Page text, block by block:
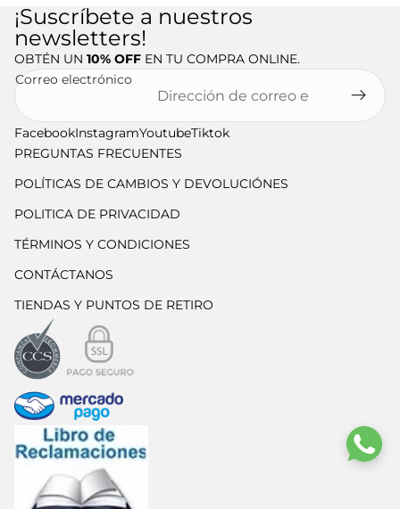
¡Suscríbete a nuestros
newsletters!
OBTÉN UN 10% OFF EN TU COMPRA ONLINE.
Correo electrónico
FacebookInstagramYoutubeTiktok
PREGUNTAS FRECUENTES
POLÍTICAS DE CAMBIOS Y DEVOLUCIÓNES
POLITICA DE PRIVACIDAD
TÉRMINOS Y CONDICIONES
CONTÁCTANOS
TIENDAS Y PUNTOS DE RETIRO